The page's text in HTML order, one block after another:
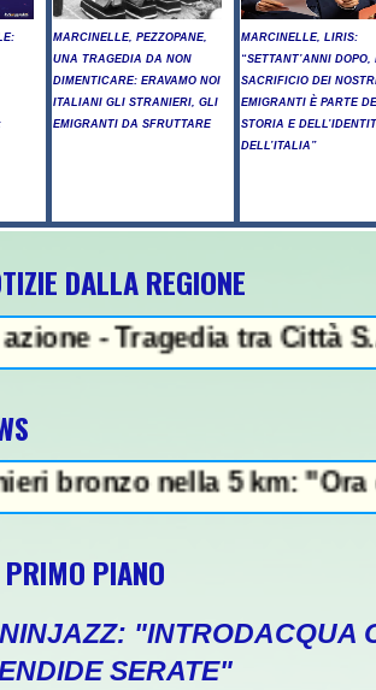
MARCINELLE, PEZZOPANE,
UNA TRAGEDIA DA NON
DIMENTICARE: ERAVAMO NOI
ITALIANI GLI STRANIERI, GLI
EMIGRANTI DA SFRUTTARE
MARCINELLE, LIRIS:
“SETTANT’ANNI DOPO,
SACRIFICIO DEI
EMIGRANTI È PARTE
STORIA E
DELL’ITALIA”
DALLA REGIONE
tra Città
nella 5 km: "Ora ci
PIANO
"INTRODACQUA
SERATE"
NEWS IN